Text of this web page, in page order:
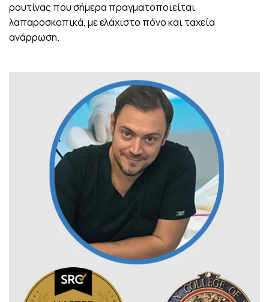
ρουτίνας που σήμερα πραγματοποιείται
λαπαροσκοπικά, με ελάχιστο πόνο και ταχεία
ανάρρωση.